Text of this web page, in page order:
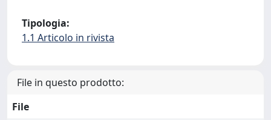
Tipologia:
1.1 Articolo in rivista
File in questo prodotto:
File